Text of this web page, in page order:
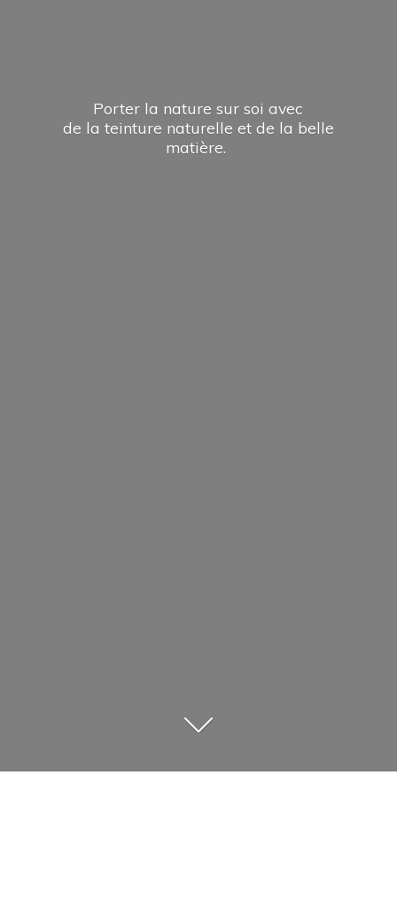
Porter la nature sur soi avec
de la teinture naturelle et de la belle
matière.